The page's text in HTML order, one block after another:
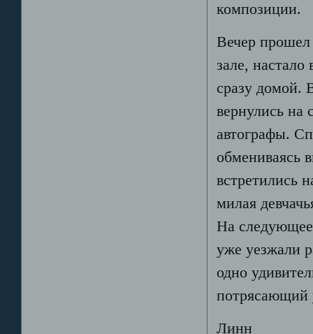
композиции.
Вечер прошел
зале,
сразу домой.
вернулись на
автографы.
обмениваясь
встретились
милая
На следующее
уже уезжали
одно
потрясающий
Линн